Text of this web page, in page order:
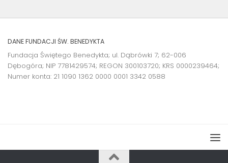
DANE FUNDACJI ŚW. BENEDYKTA
Fundacja Świętego Benedykta; ul. Dąbrówki 7; 62-006
Dębogóra; NIP 7781429574; REGON 300103720; KRS 0000239464;
Numer konta: 21 1090 1362 0000 0001 3342 0588